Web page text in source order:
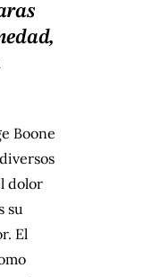
Boone
dolor
su
El